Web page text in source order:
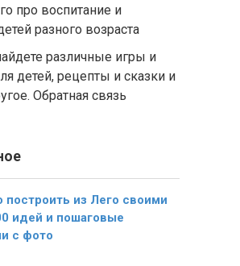
про воспитание и
разного возраста
различные игры и
детей, рецепты и сказки и
Обратная связь
построить из Лего своими
идей и пошаговые
с фото